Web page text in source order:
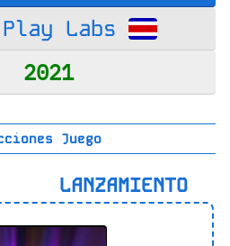
Labs
2021
Juego
LANZAMIENTO